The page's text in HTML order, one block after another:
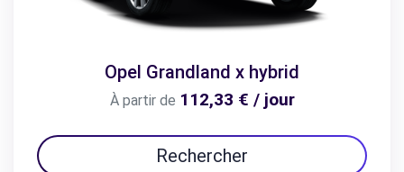
Opel Grandland x hybrid
À partir de 112,33 € / jour
Rechercher